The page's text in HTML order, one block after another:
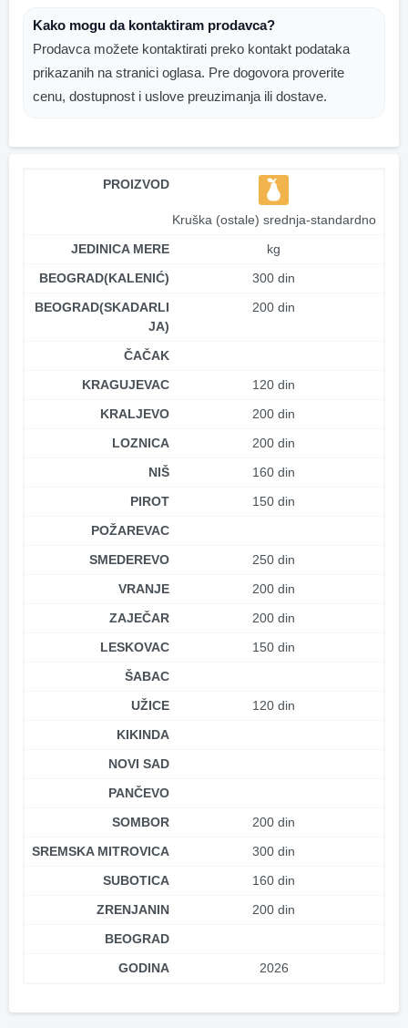
Kako mogu da kontaktiram prodavca?
Prodavca možete kontaktirati preko kontakt podataka
prikazanih na stranici oglasa. Pre dogovora proverite
cenu, dostupnost i uslove preuzimanja ili dostave.
PROIZVOD
Kruška (ostale) srednja-standardno
JEDINICA MERE
kg
BEOGRAD(KALENIĆ)
300 din
BEOGRAD(SKADARLI
JA)
200 din
ČAČAK
KRAGUJEVAC
120 din
KRALJEVO
200 din
LOZNICA
200 din
NIŠ
160 din
PIROT
150 din
POŽAREVAC
SMEDEREVO
250 din
VRANJE
200 din
ZAJEČAR
200 din
LESKOVAC
150 din
ŠABAC
UŽICE
120 din
KIKINDA
NOVI SAD
PANČEVO
SOMBOR
200 din
SREMSKA MITROVICA
300 din
SUBOTICA
160 din
ZRENJANIN
200 din
BEOGRAD
GODINA
2026